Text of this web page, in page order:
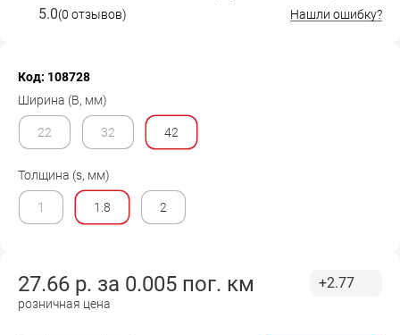
5.0(0 отзывов) Нашли ошибку?
Код: 108728
Ширина (B, мм)
22 32 42
Толщина (s, мм)
1 1.8 2
27.66 р. за 0.005 пог. км
розничная цена
+2.77